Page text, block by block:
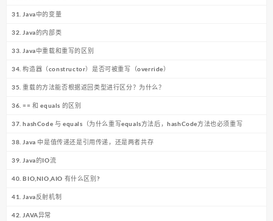
31. Java中的变量
32. Java的内部类
33. Java中重载和重写的区别
34. 构造器（constructor）是否可被重写（override）
35. 重载的方法能否根据返回类型进行区分？为什么？
36. == 和 equals 的区别
37. hashCode 与 equals（为什么重写equals方法后，hashCode方法也必须重写
38. Java 中是值传递还是引用传递，还是两者共存
39. Java的IO流
40. BIO,NIO,AIO 有什么区别?
41. Java反射机制
42. JAVA异常